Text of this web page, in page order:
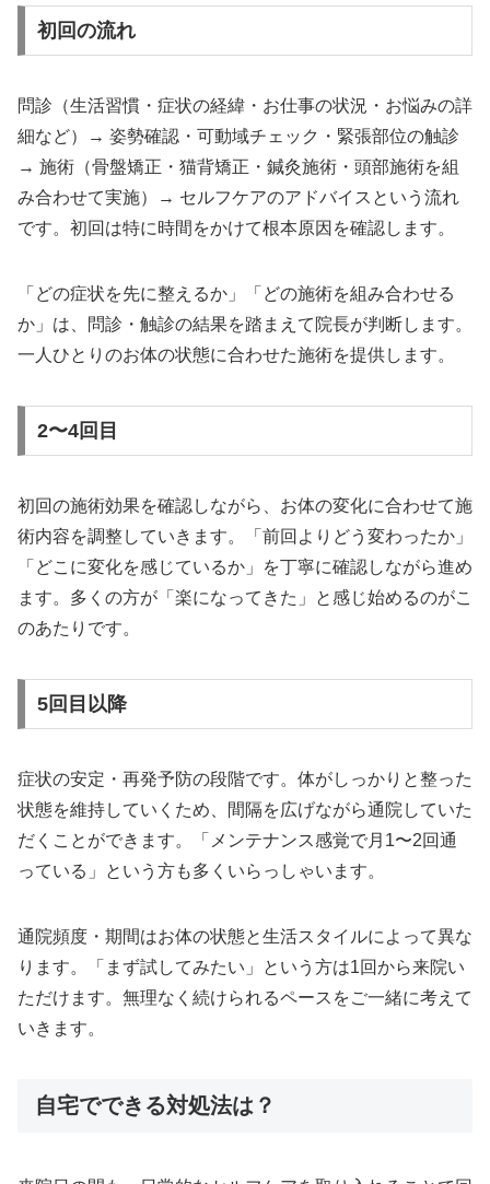
初回の流れ
問診（生活習慣・症状の経緯・お仕事の状況・お悩みの詳
細など）→ 姿勢確認・可動域チェック・緊張部位の触診
→ 施術（骨盤矯正・猫背矯正・鍼灸施術・頭部施術を組
み合わせて実施）→ セルフケアのアドバイスという流れ
です。初回は特に時間をかけて根本原因を確認します。
「どの症状を先に整えるか」「どの施術を組み合わせる
か」は、問診・触診の結果を踏まえて院長が判断します。
一人ひとりのお体の状態に合わせた施術を提供します。
2〜4回目
初回の施術効果を確認しながら、お体の変化に合わせて施
術内容を調整していきます。「前回よりどう変わったか」
「どこに変化を感じているか」を丁寧に確認しながら進め
ます。多くの方が「楽になってきた」と感じ始めるのがこ
のあたりです。
5回目以降
症状の安定・再発予防の段階です。体がしっかりと整った
状態を維持していくため、間隔を広げながら通院していた
だくことができます。「メンテナンス感覚で月1〜2回通
っている」という方も多くいらっしゃいます。
通院頻度・期間はお体の状態と生活スタイルによって異な
ります。「まず試してみたい」という方は1回から来院い
ただけます。無理なく続けられるペースをご一緒に考えて
いきます。
自宅でできる対処法は？